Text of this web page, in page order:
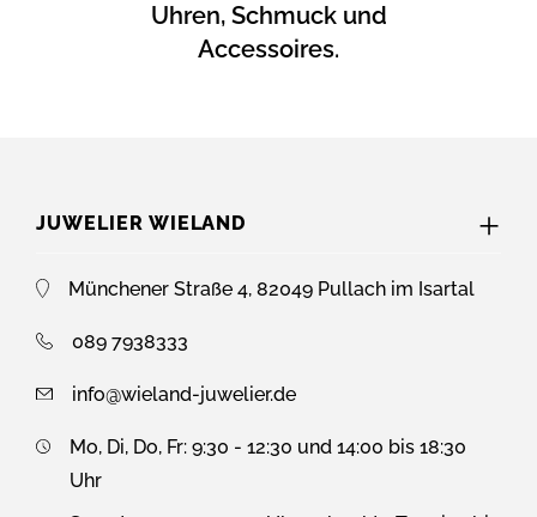
Uhren, Schmuck und
Accessoires.
JUWELIER WIELAND
Münchener Straße 4, 82049 Pullach im Isartal
089 7938333
info@wieland-juwelier.de
Mo, Di, Do, Fr: 9:30 - 12:30 und 14:00 bis 18:30
Uhr